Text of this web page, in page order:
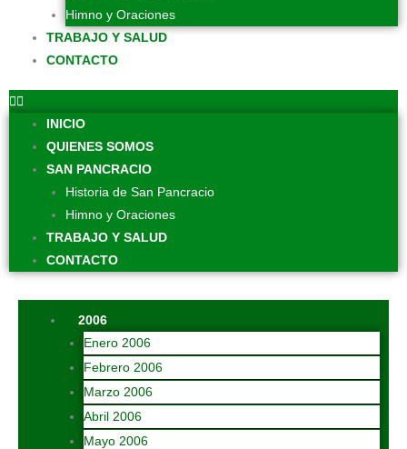
Himno y Oraciones
TRABAJO Y SALUD
CONTACTO
INICIO
QUIENES SOMOS
SAN PANCRACIO
Historia de San Pancracio
Himno y Oraciones
TRABAJO Y SALUD
CONTACTO
2006
Enero 2006
Febrero 2006
Marzo 2006
Abril 2006
Mayo 2006